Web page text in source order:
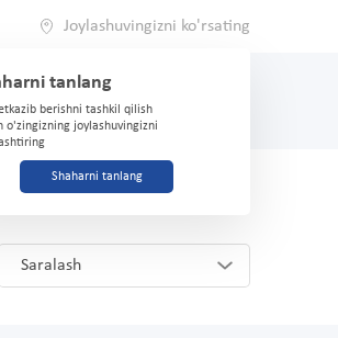
Joylashuvingizni ko'rsating
tanlang
berishni tashkil qilish
o'zingizning joylashuvingizni
Shaharni tanlang
03-03
Saralash